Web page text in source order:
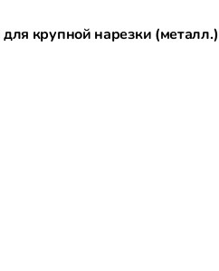
крупной нарезки (металл.)